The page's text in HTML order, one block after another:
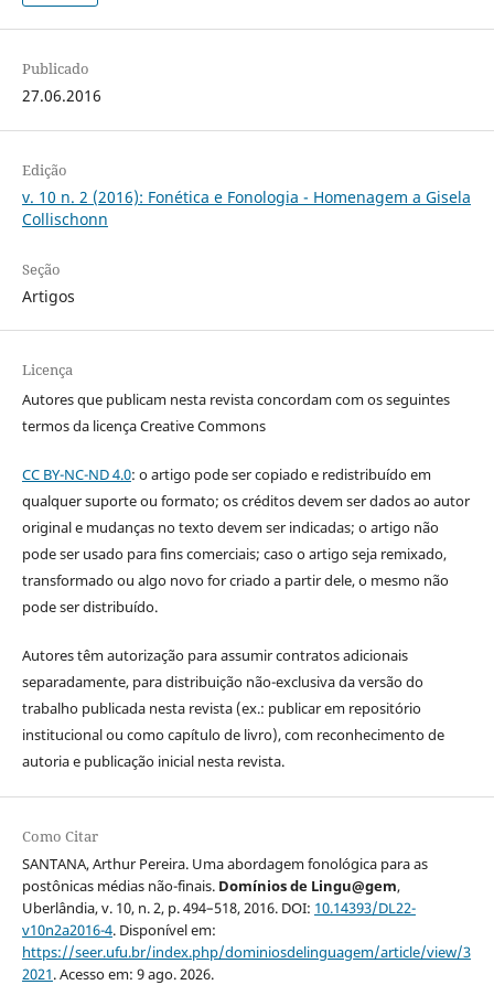
Publicado
27.06.2016
Edição
v. 10 n. 2 (2016): Fonética e Fonologia - Homenagem a Gisela
Collischonn
Seção
Artigos
Licença
Autores que publicam nesta revista concordam com os seguintes
termos da licença Creative Commons
CC BY-NC-ND 4.0: o artigo pode ser copiado e redistribuído em
qualquer suporte ou formato; os créditos devem ser dados ao autor
original e mudanças no texto devem ser indicadas; o artigo não
pode ser usado para fins comerciais; caso o artigo seja remixado,
transformado ou algo novo for criado a partir dele, o mesmo não
pode ser distribuído.
Autores têm autorização para assumir contratos adicionais
separadamente, para distribuição não-exclusiva da versão do
trabalho publicada nesta revista (ex.: publicar em repositório
institucional ou como capítulo de livro), com reconhecimento de
autoria e publicação inicial nesta revista.
Como Citar
SANTANA, Arthur Pereira. Uma abordagem fonológica para as
postônicas médias não-finais. Domínios de Lingu@gem,
Uberlândia, v. 10, n. 2, p. 494–518, 2016. DOI: 10.14393/DL22-
v10n2a2016-4. Disponível em:
https://seer.ufu.br/index.php/dominiosdelinguagem/article/view/3
2021. Acesso em: 9 ago. 2026.